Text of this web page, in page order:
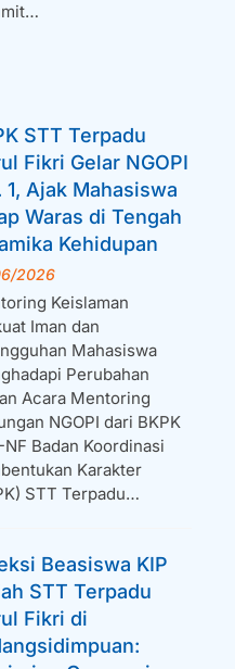
STT Terpadu
Fikri Gelar NGOPI
1, Ajak Mahasiswa
Waras di Tengah
Kehidupan
2026
Keislaman
Iman dan
Mahasiswa
Perubahan
Acara Mentoring
NGOPI dari BKPK
NF Badan Koordinasi
Karakter
STT Terpadu…
Beasiswa KIP
STT Terpadu
Fikri di